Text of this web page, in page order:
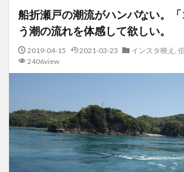
船折瀬戸の潮流がハンパない。
う潮の流れを体感して欲しい。
2019-04-15 2021-03-23 インスタ映え ,
2406view